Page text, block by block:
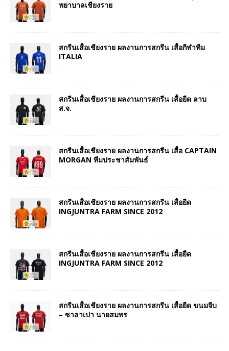
พยาบาลเชียงราย
สกรีนเสื้อเชียงราย ผลงานการสกรีน เสื้อกีฬาทีม
ITALIA
สกรีนเสื้อเชียงราย ผลงานการสกรีน เสื้อยืด ลาบ
ส.จ.
สกรีนเสื้อเชียงราย ผลงานการสกรีน เสื้อ CAPTAIN
MORGAN ทีมประชาสัมพันธ์
สกรีนเสื้อเชียงราย ผลงานการสกรีน เสื้อยืด
INGJUNTRA FARM SINCE 2012
สกรีนเสื้อเชียงราย ผลงานการสกรีน เสื้อยืด
INGJUNTRA FARM SINCE 2012
สกรีนเสื้อเชียงราย ผลงานการสกรีน เสื้อยืด ขนมจีบ
– ซาลาเปา นายสมพร